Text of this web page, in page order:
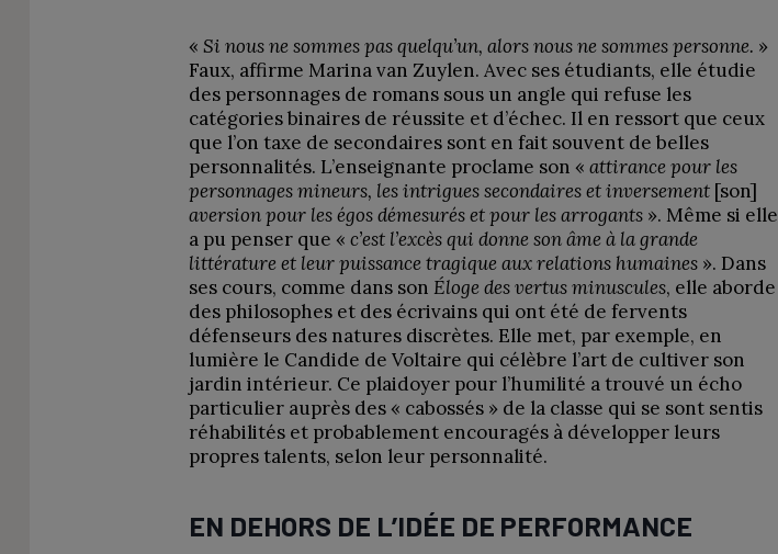
« Si nous ne sommes pas quelqu’un, alors nous ne sommes personne. »
Faux, affirme Marina van Zuylen. Avec ses étudiants, elle étudie
des personnages de romans sous un angle qui refuse les
catégories binaires de réussite et d’échec. Il en ressort que ceux
que l’on taxe de secondaires sont en fait souvent de belles
personnalités. L’enseignante proclame son « attirance pour les
personnages mineurs, les intrigues secondaires et inversement [son]
aversion pour les égos démesurés et pour les arrogants ». Même si elle
a pu penser que « c’est l’excès qui donne son âme à la grande
littérature et leur puissance tragique aux relations humaines ». Dans
ses cours, comme dans son Éloge des vertus minuscules, elle aborde
des philosophes et des écrivains qui ont été de fervents
défenseurs des natures discrètes. Elle met, par exemple, en
lumière le Candide de Voltaire qui célèbre l’art de cultiver son
jardin intérieur. Ce plaidoyer pour l’humilité a trouvé un écho
particulier auprès des « cabossés » de la classe qui se sont sentis
réhabilités et probablement encouragés à développer leurs
propres talents, selon leur personnalité.
EN DEHORS DE L’IDÉE DE PERFORMANCE